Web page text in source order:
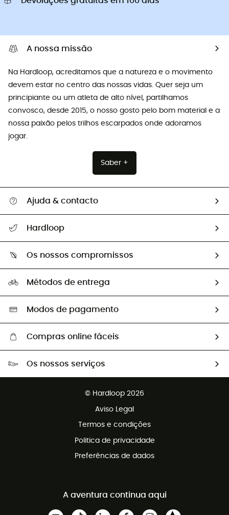
A nossa missão
Na Hardloop, acreditamos que a natureza e o movimento
devem estar no centro das nossas vidas. Quer seja um
principiante ou um atleta de alto nível, partilhamos
convosco, desde 2015, o nosso gosto pelo bom material e a
nossa paixão pelos trilhos escarpados onde adoramos
jogar.
Saber +
Ajuda & contacto
Guia de tamanhos
Trocas & Devoluções
Hardloop
Os nossos embaixadores
Os nossos compromissos
Seleção eco-responsável
Métodos de entrega
Modos de pagamento
Compras online fáceis
Os nossos serviços
© Hardloop 2026
Aviso Legal
Termos e condições
Politica de privacidade
Preferências de dados
A aventura continua aqui